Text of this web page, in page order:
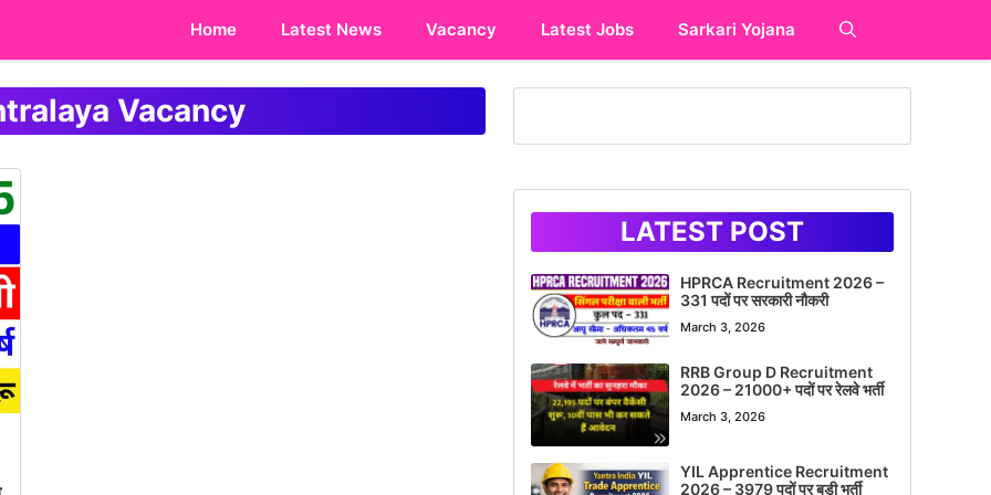
Home Latest News Vacancy Latest Jobs Sarkari Yojana
Vacancy
LATEST POST
HPRCA Recruitment 2026 –
331 पदों पर सरकारी नौकरी
March 3, 2026
RRB Group D Recruitment
2026 – 21000+ पदों पर रेलवे भर्ती
March 3, 2026
YIL Apprentice Recruitment
2026 – 3979 पदों पर बड़ी भर्ती